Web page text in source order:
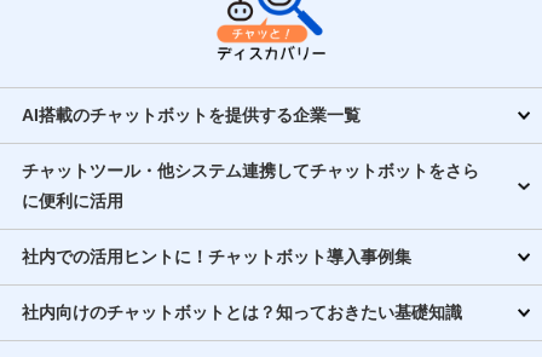
AI搭載のチャットボットを提供する企業一覧
チャットツール・他システム連携してチャットボットをさら
に便利に活用
社内での活用ヒントに！チャットボット導入事例集
社内向けのチャットボットとは？知っておきたい基礎知識